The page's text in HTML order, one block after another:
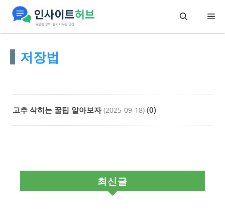
메
저장법
고추 삭히는 꿀팁 알아보자 (2025-09-18) (0)
최신글